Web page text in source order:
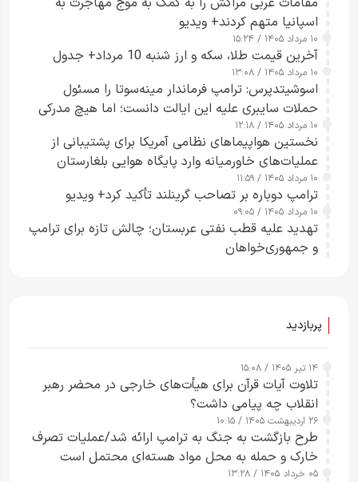
اسپانیا متهم کردند+ ویدیو
۱۰ مرداد ۱۴۰۵ / ۱۵:۲۴
آخرین قیمت طلا، سکه و ارز شنبه 10 مرداد+ جدول
۱۰ مرداد ۱۴۰۵ / ۱۳:۰۸
اسوشیتدپرس: ترامپ فرماندار مینه‌سوتا را مسئول
حملات سایبری علیه این ایالت دانست؛ اما هیچ مدرکی
ارائه نکرد
۱۰ مرداد ۱۴۰۵ / ۱۲:۱۸
نخستین هواپیماهای نظامی آمریکا برای پشتیبانی از
عملیات‌های خاورمیانه وارد پایگاه هوایی بلغارستان
شدند
۱۰ مرداد ۱۴۰۵ / ۱۱:۵۹
ترامپ دوباره بر تصاحب گرینلند تأکید کرد+ ویدیو
۱۰ مرداد ۱۴۰۵ / ۰۹:۰۵
تهدید علیه قطب نفتی عربستان؛ چالش تازه برای ترامپ
و جمهوری‌خواهان
پربازدید
۱۴ تیر ۱۴۰۵ / ۱۵:۰۸
تلاوت آیات قرآن برای هیأت‌های خارجی در محضر رهبر
انقلاب چه پیامی داشت؟
۲۶ اردیبهشت ۱۴۰۵ / ۱۰:۱۵
طرح‌ بازگشت به جنگ به ترامپ ارائه شد/عملیات تصرف
خارک و حمله به محل مواد هسته‌ای محتمل است
۰۵ خرداد ۱۴۰۵ / ۱۳:۲۸